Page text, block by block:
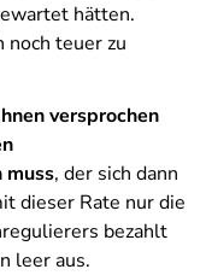
hätten.
noch teuer zu
versprochen
muss, der sich dann
dieser Rate nur die
bezahlt
leer aus.